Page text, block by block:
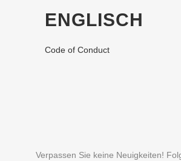
ENGLISCH
Code of Conduct
Verpassen Sie keine Neuigkeiten!